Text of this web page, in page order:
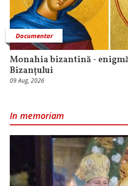
Documentar
Monahia bizantină -
Bizanțului
09 Aug, 2026
In memoriam